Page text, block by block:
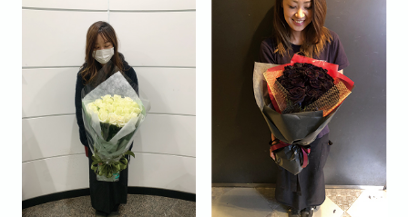
※お花の仕入れの関係上入荷出来
ない場合いますので
ご了承下さいませ。